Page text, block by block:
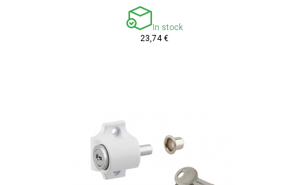
In stock
23,74 €